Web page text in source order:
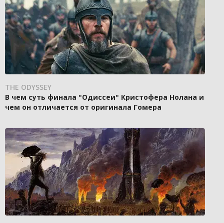
THE ODYSSEY
В чем суть финала "Одиссеи" Кристофера Нолана и
чем он отличается от оригинала Гомера